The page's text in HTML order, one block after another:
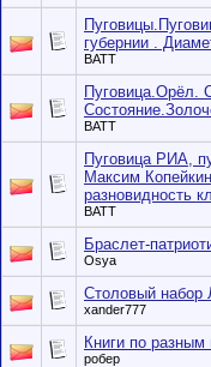
губернии .
BATT
Пуговица.Орёл.
BATT
Пуговица РИА,
Максим
разновидность
BATT
Браслет-
Osya
Столовый
xander777
Книги по
робер